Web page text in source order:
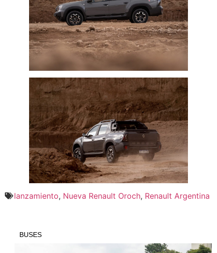
lanzamiento, Nueva Renault Oroch, Renault Argentina
BUSES